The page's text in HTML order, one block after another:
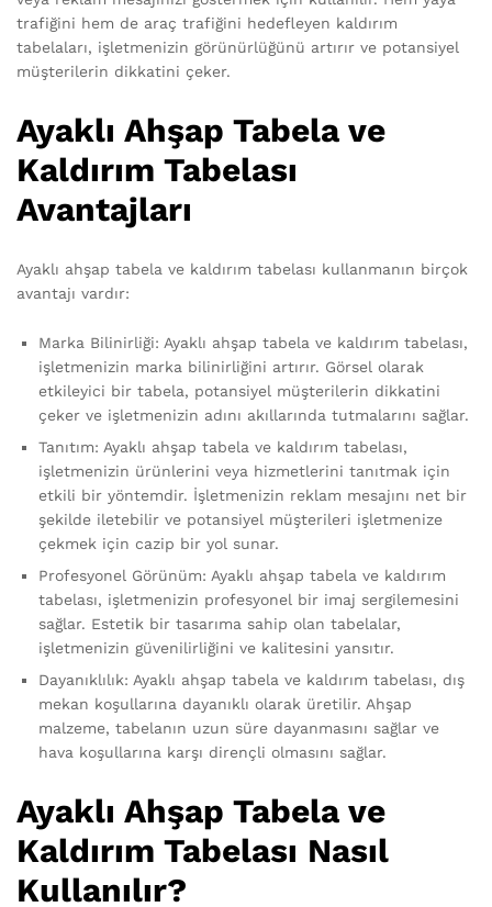
trafiğini hem de araç trafiğini hedefleyen kaldırım
tabelaları, işletmenizin görünürlüğünü artırır ve potansiyel
müşterilerin dikkatini çeker.
Ayaklı Ahşap Tabela ve
Kaldırım Tabelası
Avantajları
Ayaklı ahşap tabela ve kaldırım tabelası kullanmanın birçok
avantajı vardır:
Marka Bilinirliği: Ayaklı ahşap tabela ve kaldırım tabelası,
işletmenizin marka bilinirliğini artırır. Görsel olarak
etkileyici bir tabela, potansiyel müşterilerin dikkatini
çeker ve işletmenizin adını akıllarında tutmalarını sağlar.
Tanıtım: Ayaklı ahşap tabela ve kaldırım tabelası,
işletmenizin ürünlerini veya hizmetlerini tanıtmak için
etkili bir yöntemdir. İşletmenizin reklam mesajını net bir
şekilde iletebilir ve potansiyel müşterileri işletmenize
çekmek için cazip bir yol sunar.
Profesyonel Görünüm: Ayaklı ahşap tabela ve kaldırım
tabelası, işletmenizin profesyonel bir imaj sergilemesini
sağlar. Estetik bir tasarıma sahip olan tabelalar,
işletmenizin güvenilirliğini ve kalitesini yansıtır.
Dayanıklılık: Ayaklı ahşap tabela ve kaldırım tabelası, dış
mekan koşullarına dayanıklı olarak üretilir. Ahşap
malzeme, tabelanın uzun süre dayanmasını sağlar ve
hava koşullarına karşı dirençli olmasını sağlar.
Ayaklı Ahşap Tabela ve
Kaldırım Tabelası Nasıl
Kullanılır?